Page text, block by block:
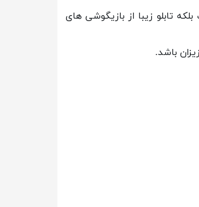
تابلو زیبا از بازیگوشی های
باشد.